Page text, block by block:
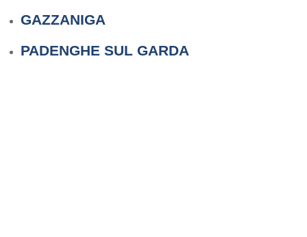
GAZZANIGA
PADENGHE SUL GARDA